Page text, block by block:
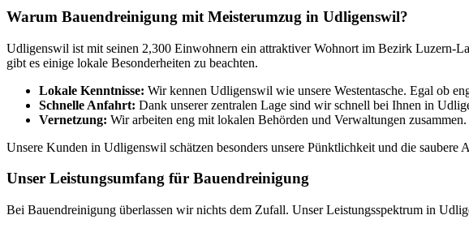
Warum Bauendreinigung mit Meisterumzug in Udligenswil?
Udligenswil ist mit seinen 2,300 Einwohnern ein attraktiver Wohnort im Bezirk Luzern-
gibt es einige lokale Besonderheiten zu beachten.
Lokale Kenntnisse: Wir kennen Udligenswil wie unsere Westentasche. Egal ob
Schnelle Anfahrt: Dank unserer zentralen Lage sind wir schnell bei Ihnen in
Vernetzung: Wir arbeiten eng mit lokalen Behörden und Verwaltungen zusammen.
Unsere Kunden in Udligenswil schätzen besonders unsere Pünktlichkeit und die
Unser Leistungsumfang für Bauendreinigung
Bei Bauendreinigung überlassen wir nichts dem Zufall. Unser Leistungsspektrum in